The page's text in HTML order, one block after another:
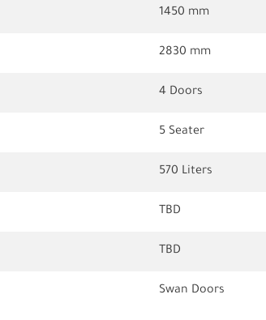
1450 mm
2830 mm
4 Doors
5 Seater
570 Liters
TBD
TBD
Swan Doors